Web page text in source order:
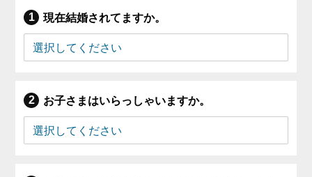
現在結婚されてますか。
お子さまはいらっしゃいますか。